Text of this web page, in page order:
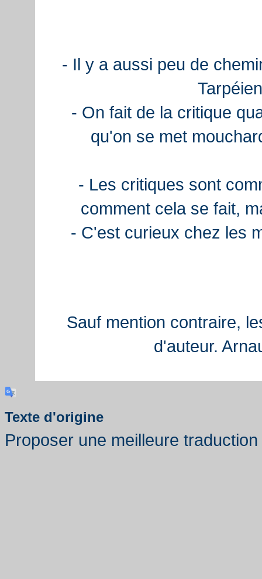
- Il y a aussi peu de
- On fait de la critique
qu'on se met
- Les critiques sont
comment cela se fait,
- C'est curieux chez les
Sauf mention contraire,
d'auteur.
Texte d'origine
Proposer une meilleure traduction